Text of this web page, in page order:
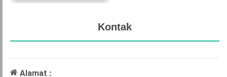
Kontak
Alamat :